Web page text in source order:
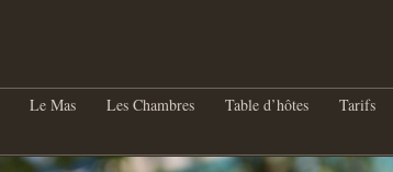
Le Mas Les Chambres Table d’hôtes Tarifs